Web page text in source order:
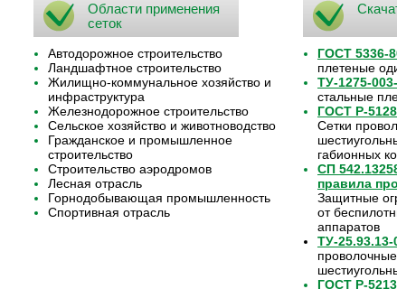
Области применения
сеток
Автодорожное строительство
Ландшафтное строительство
Жилищно-коммунальное хозяйство и
инфраструктура
Железнодорожное строительство
Сельское хозяйство и животноводство
Гражданское и промышленное
строительство
Строительство аэродромов
Лесная отрасль
Горнодобывающая промышленность
Спортивная отрасль
ГОСТ 5336-
плетеные
ТУ-1275-
стальные
ГОСТ Р-
Сетки
габионных
СП
правила
Защитные
от
аппаратов
ТУ-25.93.13-
ГОСТ Р-